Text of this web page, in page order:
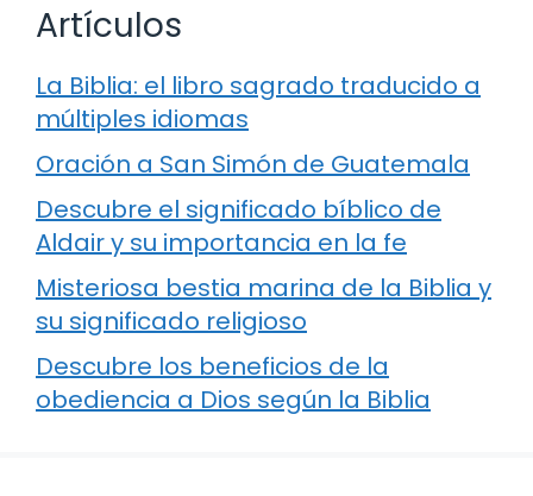
Artículos
La Biblia: el libro sagrado traducido a
múltiples idiomas
Oración a San Simón de Guatemala
Descubre el significado bíblico de
Aldair y su importancia en la fe
Misteriosa bestia marina de la Biblia y
su significado religioso
Descubre los beneficios de la
obediencia a Dios según la Biblia